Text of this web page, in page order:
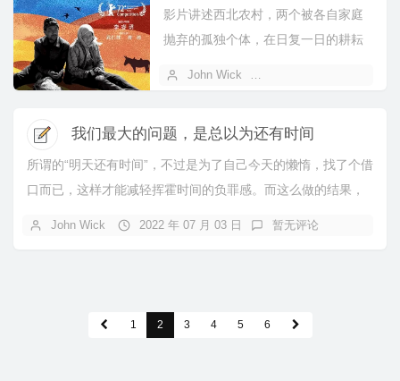
影片讲述西北农村，两个被各自家庭
抛弃的孤独个体，在日复一日的耕耘
John Wick
我们最大的问题，是总以为还有时间
所谓的“明天还有时间”，不过是为了自己今天的懒惰，找了个借
口而已，这样才能减轻挥霍时间的负罪感。而这么做的结果，
John Wick 2022 年 07 月 03 日 暂无评论
1 2 3 4 5 6